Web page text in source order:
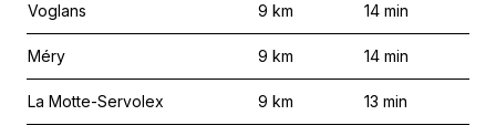
Voglans 9 km 14 min
Méry 9 km 14 min
La Motte-Servolex 9 km 13 min